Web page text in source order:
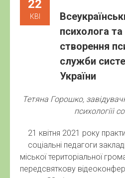
22
КВІ
психолога та
створення
служби
України
Тетяна Горошко,
психологіїі
21 квітня 2021 року
соціальні педагоги
міської територіальної
передсвяткову